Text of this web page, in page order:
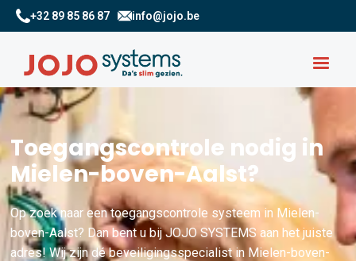
+32 89 85 86 87 info@jojo.be
Toegangscontrole nodig in
Mielen-boven-Aalst?
Op zoek naar een toegangscontrole systeem in Mielen-
boven-Aalst? Dan bent u bij JOJO SYSTEMS aan het juiste
adres! Wij zijn dé beveiligingsspecialist in Mielen-boven-